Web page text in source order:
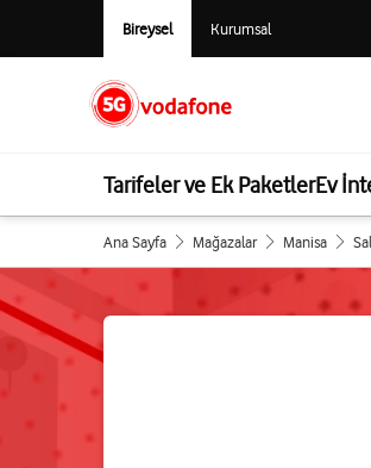
Bireysel Kurumsal
Tarifeler ve Ek PaketlerEv
Ana Sayfa Mağazalar Manisa